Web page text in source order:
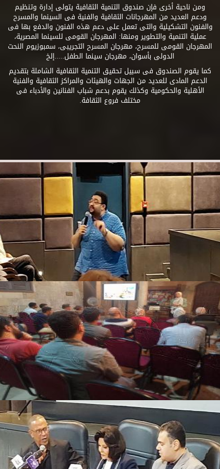
ومن ناحية أخرى فإن صندوق التنمية الثقافية يتولى إدارة وتنظيم
ودعم العديد من المهرجانات الثقافية والفنية فى السينما والمسرح
والفنون التشكيلية والتى تعمل على دعم هذه الفنون والدفع بها فى
عملية التنمية والتطوير ومنها: المهرجان القومى للسينما المصرية،
المهرجان القومى للمسرح، مهرجان المسرح التجريبى، سمبوزيوم النحت
الدولى بأسوان، مهرجان سينما الطفل.....إلخ
كما يقوم الصندوق فى سبيل تحقيق التنمية الثقافية الشاملة بتقديم
الدعم المادى للعديد من الجهات والهيئات والمراكز الثقافية والفنية
الأهلية والحكومية وكذلك يقوم بدعم شباب الفنانين والأدباء فى
مختلف فروع الثقافة.